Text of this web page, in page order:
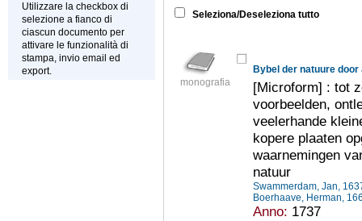
Utilizzare la checkbox di
selezione a fianco di
ciascun documento per
attivare le funzionalità di
stampa, invio email ed
export.
Seleziona/Deseleziona tutto
monografia
[Microform] : tot
voorbeelden,
veelerhande
kopere plaaten
waarnemingen
natuur
Swammerdam, Jan,
Boerhaave, Herman,
Anno: 1737